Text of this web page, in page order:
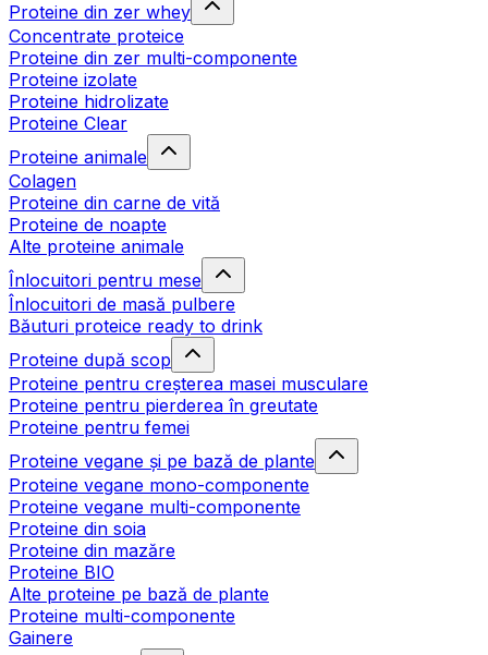
Proteine din zer whey
Concentrate proteice
Proteine din zer multi-componente
Proteine izolate
Proteine hidrolizate
Proteine Clear
Proteine animale
Colagen
Proteine din carne de vită
Proteine de noapte
Alte proteine animale
Înlocuitori pentru mese
Înlocuitori de masă pulbere
Băuturi proteice ready to drink
Proteine după scop
Proteine pentru creșterea masei musculare
Proteine pentru pierderea în greutate
Proteine pentru femei
Proteine vegane și pe bază de plante
Proteine vegane mono-componente
Proteine vegane multi-componente
Proteine din soia
Proteine din mazăre
Proteine BIO
Alte proteine pe bază de plante
Proteine multi-componente
Gainere